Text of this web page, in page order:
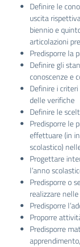
Definire le
uscita
biennio e
articolazioni
Predisporre la
Definire gli
conoscenze e
Definire i
delle verifiche
Definire le
Predisporre le
effettuare (in
scolastico)
Progettare
l’anno
Predisporre o
realizzare
Predisporre
Proporre
Predisporre